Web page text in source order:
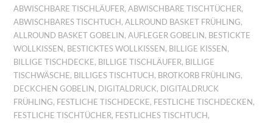
ABWISCHBARE TISCHLÄUFER,ABWISCHBARE TISCHTÜCHER,
ABWISCHBARES TISCHTUCH ,ALLROUND BASKET FRÜHLING,
ALLROUND BASKET GOBELIN ,AUFLEGER GOBELIN , BESTICKTE
WOLLKISSEN , BESTICKTES WOLLKISSEN , BILLIGE KISSEN ,
BILLIGE TISCHDECKE, BILLIGE TISCHLÄUFER, BILLIGE
TISCHWÄSCHE, BILLIGES TISCHTUCH , BROTKORB FRÜHLING,
DECKCHEN GOBELIN , DIGITALDRUCK, DIGITALDRUCK
FRÜHLING, FESTLICHE TISCHDECKE, FESTLICHE TISCHDECKEN ,
FESTLICHE TISCHTÜCHER, FESTLICHES TISCHTUCH ,